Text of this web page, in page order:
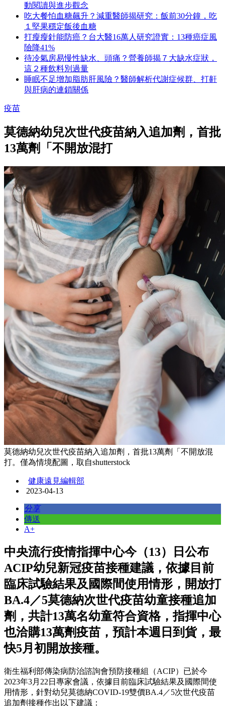
動閱讀與進步觀念
吃大餐怕血糖飆升？減重醫師揭研究：飯前30分鐘，吃
１堅果穩定飯後血糖
打瘦瘦針能防癌？台大醫16萬人研究證實：13種癌症風
險降41%
待冷氣房易慢性缺水、頭痛？營養師揭７大缺水症狀，
這２種飲料別過量
睡眠不足增加脂肪肝風險？醫師解析代謝症候群、打鼾
與肝病的連鎖關係
疫苗
莫德納幼兒次世代疫苗納入追加劑，首批
13萬劑「不開放混打
莫德納幼兒次世代疫苗納入追加劑，首批13萬劑「不開放混
打。僅為情境配圖，取自shutterstock
健康遠見編輯部
2023-04-13
分享
傳送
A+
中央流行疫情指揮中心今（13）日公布
ACIP幼兒新冠疫苗接種建議，依據目前
臨床試驗結果及國際間使用情形，開放打
BA.4／5莫德納次世代疫苗幼童接種追加
劑，共計13萬名幼童符合資格，指揮中心
也洽購13萬劑疫苗，預計本週日到貨，最
快5月初開放接種。
衛生福利部傳染病防治諮詢會預防接種組（ACIP）已於今
2023年3月22日專家會議，依據目前臨床試驗結果及國際間使
用情形，針對幼兒莫德納COVID-19雙價BA.4／5次世代疫苗
追加劑接種作出以下建議：